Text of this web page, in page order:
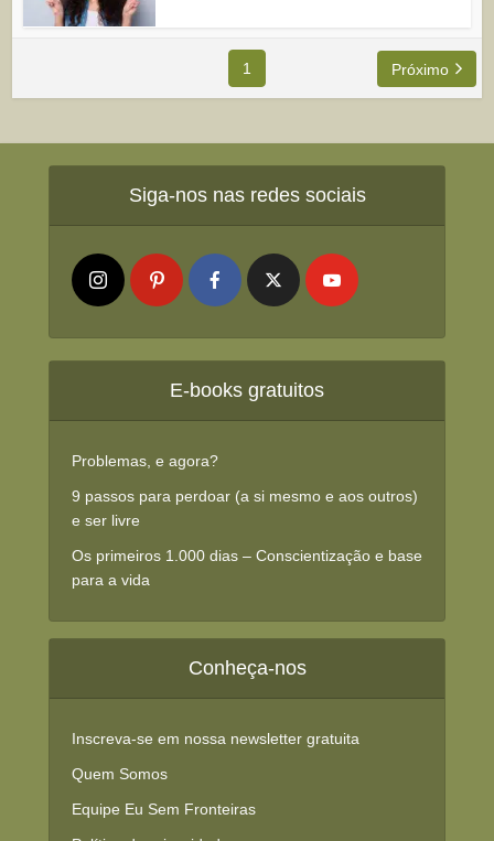
1 Próximo
Siga-nos nas redes sociais
E-books gratuitos
Problemas, e agora?
9 passos para perdoar (a si mesmo e aos outros)
e ser livre
Os primeiros 1.000 dias – Conscientização e base
para a vida
Conheça-nos
Inscreva-se em nossa newsletter gratuita
Quem Somos
Equipe Eu Sem Fronteiras